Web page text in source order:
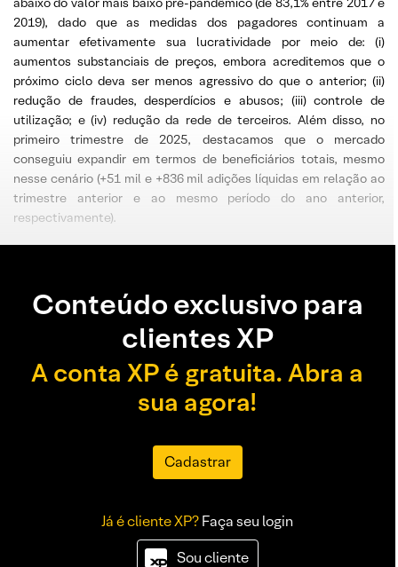
2019), dado que as medidas dos pagadores continuam a
aumentar efetivamente sua lucratividade por meio de: (i)
aumentos substanciais de preços, embora acreditemos que o
próximo ciclo deva ser menos agressivo do que o anterior; (ii)
redução de fraudes, desperdícios e abusos; (iii) controle de
utilização; e (iv) redução da rede de terceiros. Além disso, no
primeiro trimestre de 2025, destacamos que o mercado
conseguiu expandir em termos de beneficiários totais, mesmo
nesse cenário (+51 mil e +836 mil adições líquidas em relação ao
trimestre anterior e ao mesmo período do ano anterior,
respectivamente).
Conteúdo exclusivo para
clientes XP
A conta XP é gratuita. Abra a
sua agora!
Cadastrar
Já é cliente XP?Faça seu login
Sou cliente